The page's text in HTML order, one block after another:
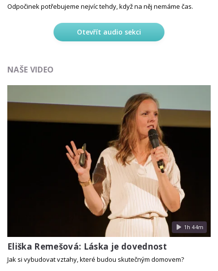
Odpočinek potřebujeme nejvíc tehdy, když na něj nemáme čas.
Otevřít audio sekci
NAŠE VIDEO
1h 44m
Eliška Remešová: Láska je dovednost
Jak si vybudovat vztahy, které budou skutečným domovem?